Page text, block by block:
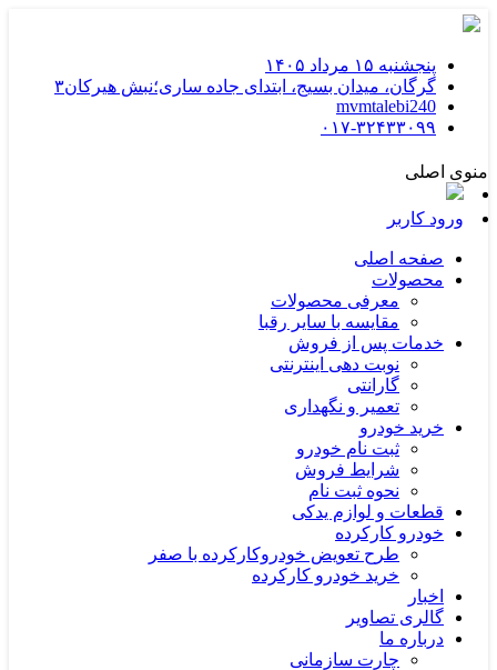
پنجشنبه ۱۵ مرداد ۱۴۰۵
گرگان، ميدان بسيج، ابتدای جاده ساری؛نبش هیرکان۳
mvmtalebi240
۰۱۷-۳۲۴۳۳۰۹۹
منوی اصلی
ورود کاربر
صفحه اصلی
محصولات
معرفی محصولات
مقایسه با سایر رقبا
خدمات پس از فروش
نوبت دهی اینترنتی
گارانتی
تعمیر و نگهداری
خرید خودرو
ثبت نام خودرو
شرایط فروش
نحوه ثبت نام
قطعات و لوازم یدکی
خودرو کارکرده
طرح تعویض خودروکارکرده با صفر
خرید خودرو کارکرده
اخبار
گالری تصاویر
درباره ما
چارت سازمانی